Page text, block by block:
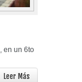
en un 6to
Leer Más